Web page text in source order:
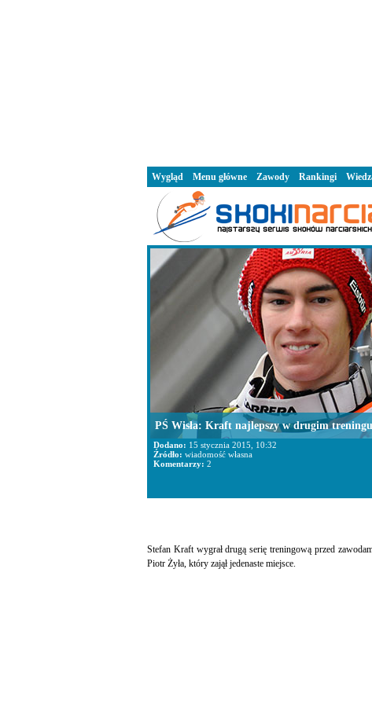
Stefan Kraft wygrał drugą serię treningową przed
Piotr Żyła, który zajął jedenaste miejsce.
PŚ Wisła: Kraft najlepszy w drugim
Dodano: 15 stycznia 2015, 10:32
Źródło: wiadomość własna
Komentarzy: 2
Wygląd Menu główne Zawody Rankingi